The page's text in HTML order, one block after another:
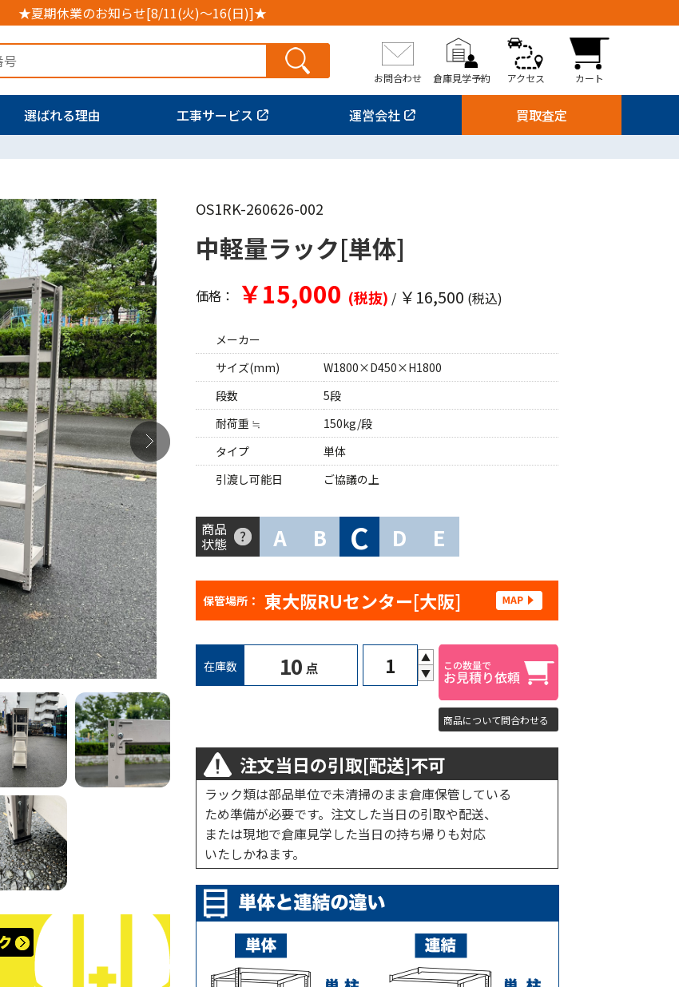
★夏期休業のお知らせ[8/11(火)～16(日)]★
お問合わせ 倉庫見学予約 アクセス カート
選ばれる理由 工事サービス 運営会社 買取査定
OS1RK-260626-002
中軽量ラック[単体]
価格： ￥15,000 (税抜) / ￥16,500 (税込)
メーカー
サイズ(mm)
W1800×D450×H1800
段数
5段
耐荷重 ≒
150kg/段
タイプ
単体
引渡し可能日
ご協議の上
商品
状態 A B C D E
保管場所： 東大阪RUセンター[大阪]
在庫数 10 点
▲
▼
商品について問合わせる
注文当日の引取[配送]不可
ラック類は部品単位で未清掃のまま倉庫保管している
ため準備が必要です。注文した当日の引取や配送、
または現地で倉庫見学した当日の持ち帰りも対応
いたしかねます。